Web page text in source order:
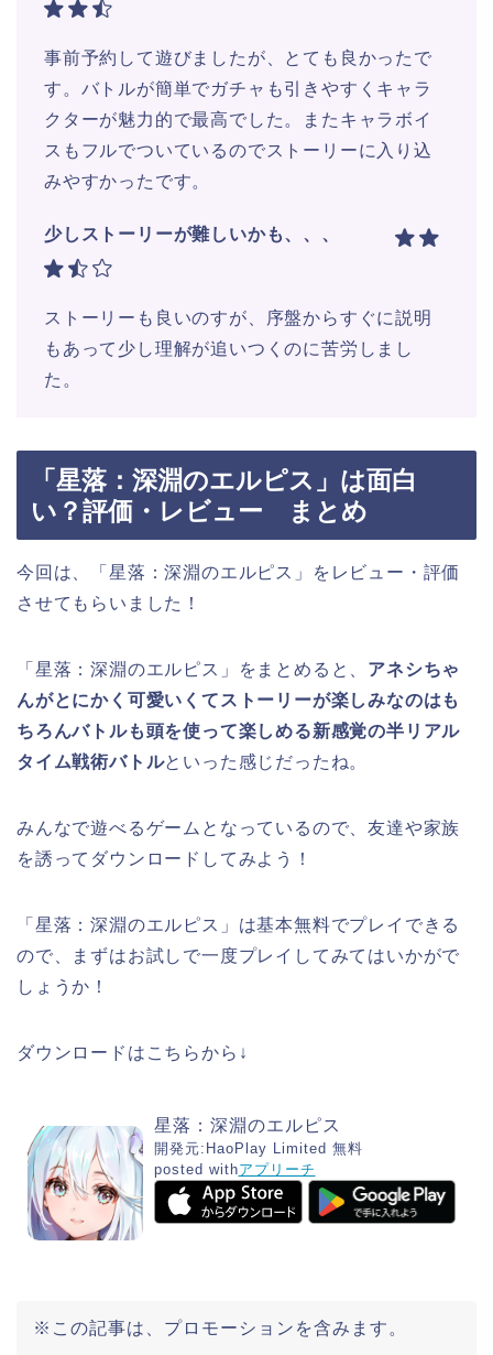
事前予約して遊びましたが、とても良かったで
す。バトルが簡単でガチャも引きやすくキャラ
クターが魅力的で最高でした。またキャラボイ
スもフルでついているのでストーリーに入り込
みやすかったです。
少しストーリーが難しいかも、、、
ストーリーも良いのすが、序盤からすぐに説明
もあって少し理解が追いつくのに苦労しまし
た。
「星落：深淵のエルピス」は面白
い？評価・レビュー まとめ
今回は、「星落：深淵のエルピス」をレビュー・評価
させてもらいました！
「星落：深淵のエルピス」をまとめると、 アネシちゃ
んがとにかく可愛いくてストーリーが楽しみなのはも
ちろんバトルも頭を使って楽しめる新感覚の半リアル
タイム戦術バトルといった感じだったね。
みんなで遊べるゲームとなっているので、友達や家族
を誘ってダウンロードしてみよう！
「星落：深淵のエルピス」は基本無料でプレイできる
ので、まずはお試しで一度プレイしてみてはいかがで
しょうか！
ダウンロードはこちらから↓
星落：深淵のエルピス
開発元: HaoPlay Limited 無料
posted withアプリーチ
※この記事は、プロモーションを含みます。